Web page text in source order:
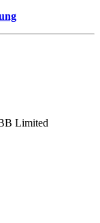
Limited